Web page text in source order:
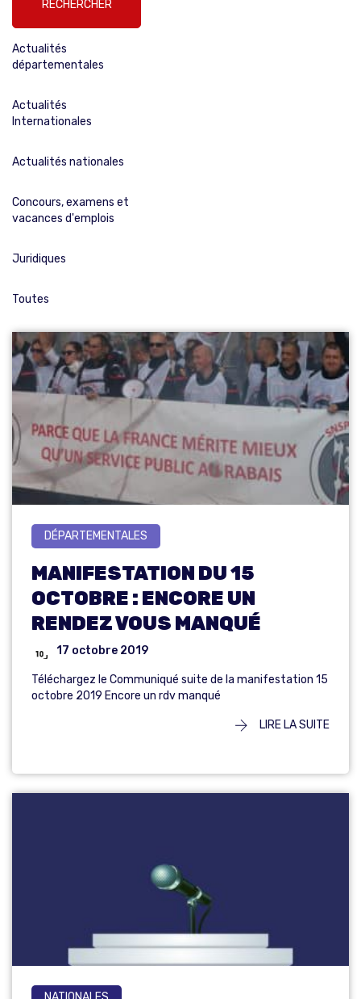
Actualités
départementales
Actualités
Internationales
Actualités nationales
Concours, examens et
vacances d'emplois
Juridiques
Toutes
DÉPARTEMENTALES
MANIFESTATION DU 15
OCTOBRE : ENCORE UN
RENDEZ VOUS MANQUÉ
17 octobre 2019
Téléchargez le Communiqué suite de la manifestation 15
octobre 2019 Encore un rdv manqué
LIRE LA SUITE